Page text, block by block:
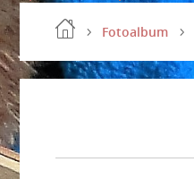
Fotoalbum